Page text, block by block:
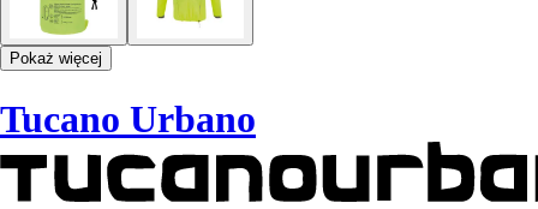
Pokaż więcej
Tucano Urbano